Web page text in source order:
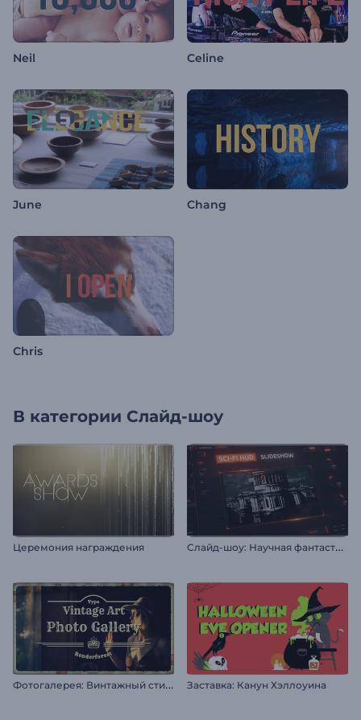
Neil Celine
June Chang
Chris
В категории Слайд-шоу
Церемония награждения С
лайд-шоу: Научная фантастика
Ф
отогалерея: Винтажный стиль Заставка: Канун Хэллоуина